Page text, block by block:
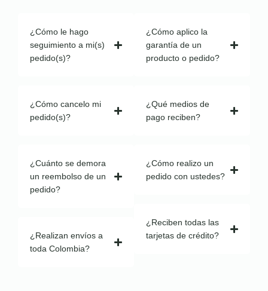
¿Cómo le hago
seguimiento a mi(s)
pedido(s)?
¿Cómo cancelo mi
pedido(s)?
¿Cuánto se demora
un reembolso de un
pedido?
¿Realizan envíos a
toda Colombia?
¿Cómo aplico la
garantía de un
producto o pedido?
¿Qué medios de
pago reciben?
¿Cómo realizo un
pedido con ustedes?
¿Reciben todas las
tarjetas de crédito?